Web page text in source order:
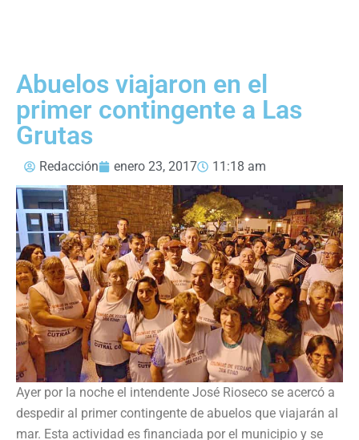
Abuelos viajaron en el
primer contingente a Las
Grutas
Redacción enero 23, 2017 11:18 am
Ayer por la noche el intendente José Rioseco se acercó a
despedir al primer contingente de abuelos que viajarán al
mar. Esta actividad es financiada por el municipio y se